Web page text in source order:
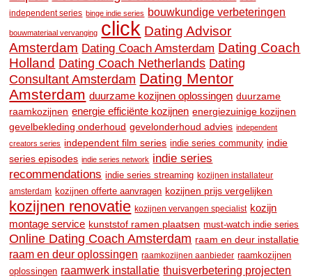
independent series binge indie series bouwkundige verbeteringen
bouwmateriaal vervanging click Dating Advisor
Amsterdam Dating Coach Amsterdam Dating Coach
Holland Dating Coach Netherlands Dating
Consultant Amsterdam Dating Mentor
Amsterdam duurzame kozijnen oplossingen duurzame
raamkozijnen energie efficiënte kozijnen energiezuinige kozijnen
gevelbekleding onderhoud gevelonderhoud advies independent
creators series independent film series indie series community indie
series episodes indie series network indie series
recommendations indie series streaming kozijnen installateur
amsterdam kozijnen offerte aanvragen kozijnen prijs vergelijken
kozijnen renovatie kozijnen vervangen specialist kozijn
montage service kunststof ramen plaatsen must-watch indie series
Online Dating Coach Amsterdam raam en deur installatie
raam en deur oplossingen raamkozijnen aanbieder raamkozijnen
oplossingen raamwerk installatie thuisverbetering projecten